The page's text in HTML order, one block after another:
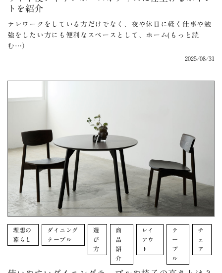
トを紹介
テレワークをしている方だけでなく、夜や休日に軽く仕事や勉
強をしたい方にも便利なスペースとして、ホーム(もっと読
む…）
2025/08/31
理想の
暮らし
ダイニング
テーブル
選
び
方
商
品
紹
介
レイ
アウ
ト
テ
ー
ブ
ル
チ
ェ
ア